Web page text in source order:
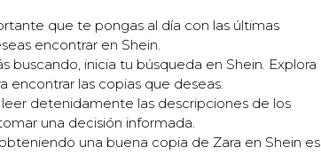
que te pongas al día con las últimas
encontrar en Shein.
buscando, inicia tu búsqueda en Shein. Explora
encontrar las copias que deseas.
detenidamente las descripciones de los
una decisión informada.
una buena copia de Zara en Shein es